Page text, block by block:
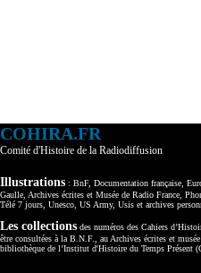
COHIRA.FR
Comité d'Histoire de la Radiodiffusion
Illustrations : BnF, Documentation française,
Gaulle, Archives écrites et Musée de Radio France,
Télé 7 jours, Unesco, US Army, Usis et archives
Les collections des numéros des Cahiers
être consultées à la B.N.F., au Archives écrites et
bibliothèque de l’Institut d'Histoire du Temps Présent